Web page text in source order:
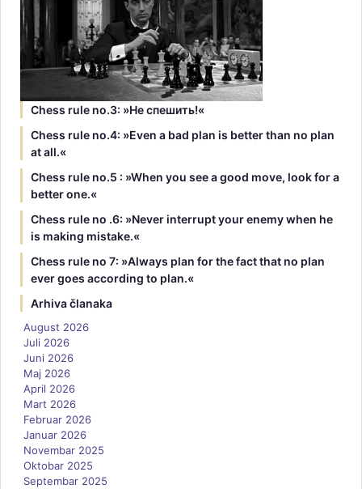
Chess rule no.3: »Hе спешить!«
Chess rule no.4: »Even a bad plan is better than no plan
at all.«
Chess rule no.5 : »When you see a good move, look for a
better one.«
Chess rule no .6: »Never interrupt your enemy when he
is making mistake.«
Chess rule no 7: »Always plan for the fact that no plan
ever goes according to plan.«
Arhiva članaka
August 2026
Juli 2026
Juni 2026
Maj 2026
April 2026
Mart 2026
Februar 2026
Januar 2026
Novembar 2025
Oktobar 2025
Septembar 2025